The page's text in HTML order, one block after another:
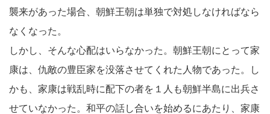
襲来があった場合、朝鮮王朝は単独で対処しなければなら
なくなった。
しかし、そんな心配はいらなかった。朝鮮王朝にとって家
康は、仇敵の豊臣家を没落させてくれた人物であった。し
かも、家康は戦乱時に配下の者を１人も朝鮮半島に出兵さ
せていなかった。和平の話し合いを始めるにあたり、家康